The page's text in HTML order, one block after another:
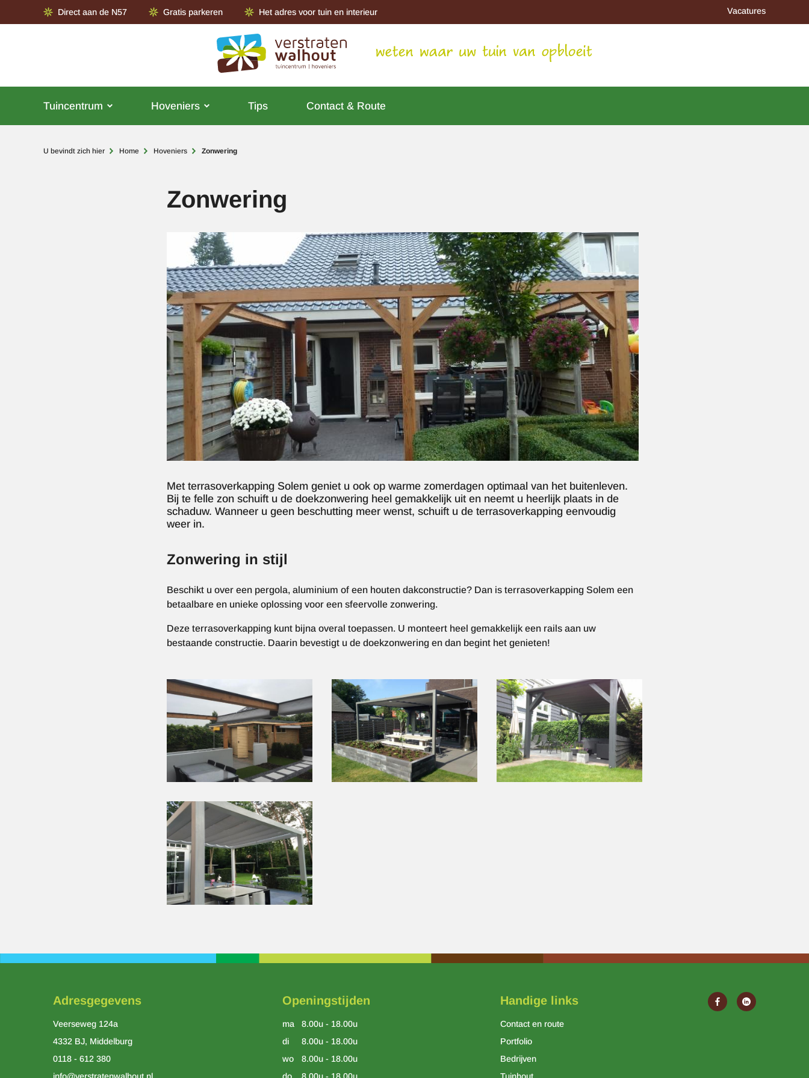
Direct aan de N57 Gratis parkeren Het adres voor tuin en interieur Vacatures
Tuincentrum Hoveniers Tips Contact & Route
Kruimelpad
U bevindt zich hier Home Hoveniers Zonwering
Zonwering
Afbeelding
Met terrasoverkapping Solem geniet u ook op warme zomerdagen optimaal van het buitenleven.
Bij te felle zon schuift u de doekzonwering heel gemakkelijk uit en neemt u heerlijk plaats in de
schaduw. Wanneer u geen beschutting meer wenst, schuift u de terrasoverkapping eenvoudig
weer in.
Zonwering in stijl
Beschikt u over een pergola, aluminium of een houten dakconstructie? Dan is terrasoverkapping Solem een
betaalbare en unieke oplossing voor een sfeervolle zonwering.
Deze terrasoverkapping kunt bijna overal toepassen. U monteert heel gemakkelijk een rails aan uw
bestaande constructie. Daarin bevestigt u de doekzonwering en dan begint het genieten!
Adresgegevens
Veerseweg 124a
4332 BJ, Middelburg
0118 - 612 380
Openingstijden
ma
8.00u - 18.00u
di
8.00u - 18.00u
wo
8.00u - 18.00u
Handige links
Contact en route
Portfolio
Bedrijven